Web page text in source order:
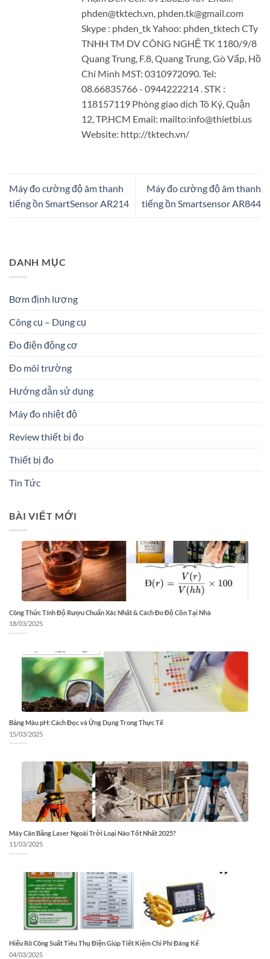
phden@tktech.vn, phden.tk@gmail.com
Skype : phden_tk Yahoo: phden_tktech CTy
TNHH TM DV CÔNG NGHỆ TK 1180/9/8
Quang Trung, F.8, Quang Trung, Gò Vấp, Hồ
Chí Minh MST: 0310972090. Tel:
08.66835766 - 0944222214 . STK :
118157119 Phòng giao dịch Tô Ký, Quận
12, TP.HCM Email: mailto:info@thietbi.us
Website: http://tktech.vn/
Máy đo cường độ âm thanh
tiếng ồn SmartSensor AR214
Máy đo cường độ âm thanh
tiếng ồn Smartsensor AR844
DANH MỤC
Bơm định lượng
Công cụ – Dụng cụ
Đo điện động cơ
Đo môi trường
Hướng dẫn sử dụng
Máy đo nhiệt độ
Review thiết bị đo
Thiết bị đo
Tin Tức
BÀI VIẾT MỚI
Công Thức Tính Độ Rượu Chuẩn Xác Nhất & Cách Đo Độ Cồn Tại Nhà
18/03/2025
Bảng Màu pH: Cách Đọc và Ứng Dụng Trong Thực Tế
15/03/2025
Máy Cân Bằng Laser Ngoài Trời Loại Nào Tốt Nhất 2025?
11/03/2025
Hiểu Rõ Công Suất Tiêu Thụ Điện Giúp Tiết Kiệm Chi Phí Đáng Kể
04/03/2025